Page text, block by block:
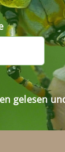
gelesen